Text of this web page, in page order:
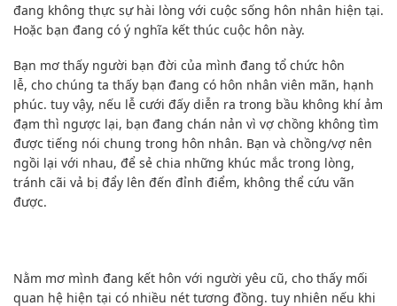
đang không thực sự hài lòng với cuộc sống hôn nhân hiện tại.
Hoặc bạn đang có ý nghĩa kết thúc cuộc hôn này.
Bạn mơ thấy người bạn đời của mình đang tổ chức hôn
lễ, cho chúng ta thấy bạn đang có hôn nhân viên mãn, hạnh
phúc. tuy vậy, nếu lễ cưới đấy diễn ra trong bầu không khí ảm
đạm thì ngược lại, bạn đang chán nản vì vợ chồng không tìm
được tiếng nói chung trong hôn nhân. Bạn và chồng/vợ nên
ngồi lại với nhau, để sẻ chia những khúc mắc trong lòng,
tránh cãi vả bị đẩy lên đến đỉnh điểm, không thể cứu vãn
được.
Nằm mơ mình đang kết hôn với người yêu cũ, cho thấy mối
quan hệ hiện tại có nhiều nét tương đồng. tuy nhiên nếu khi